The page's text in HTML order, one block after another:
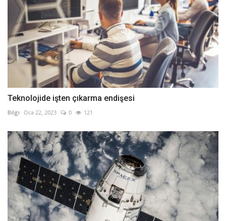
Teknolojide işten çıkarma endişesi
Bilgi Oca 22, 2023 0 121